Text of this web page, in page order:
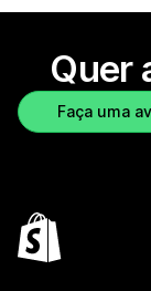
Quer
Faça uma